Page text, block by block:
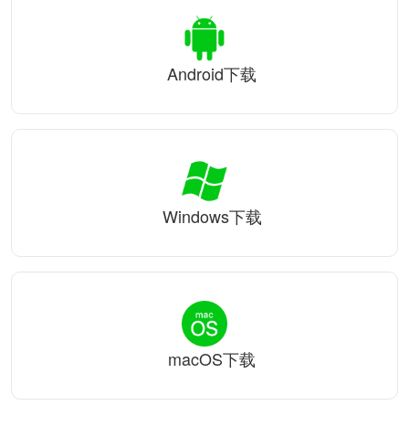
Android下载
Windows下载
macOS下载